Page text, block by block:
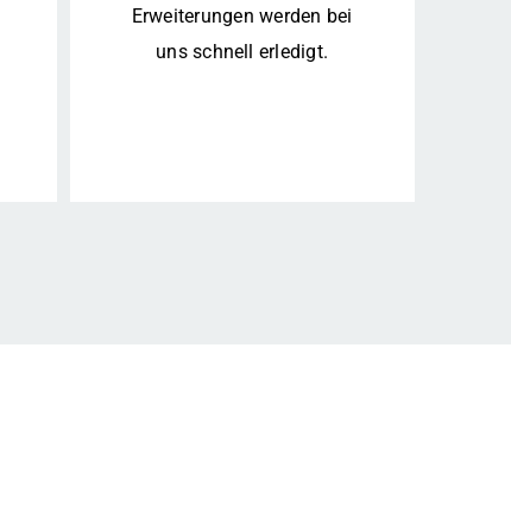
Erweiterungen werden bei
uns schnell erledigt.